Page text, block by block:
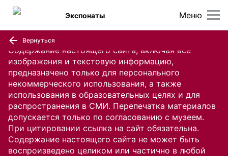
Содержание настоящего сайта, включая все
изображения и текстовую информацию,
предназначено только для персонального
некоммерческого использования, а также
использования в образовательных целях и для
распространения в СМИ. Перепечатка материалов
допускается только по согласованию с музеем.
При цитировании ссылка на сайт обязательна.
Содержание настоящего сайта не может быть
воспроизведено целиком или частично в любой
Меню
Экспонаты
Вернуться